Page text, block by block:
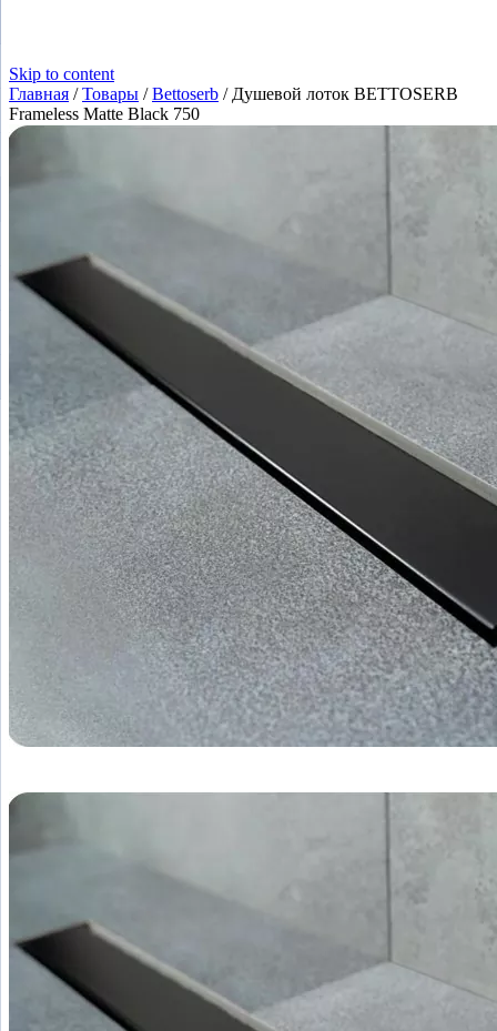
Skip to content
Главная /Товары /Bettoserb / Душевой лоток BETTOSERB
Frameless Matte Black 750